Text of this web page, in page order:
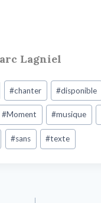
Lagniel
#chanter #disponible
#Moment #musique
#sans #texte